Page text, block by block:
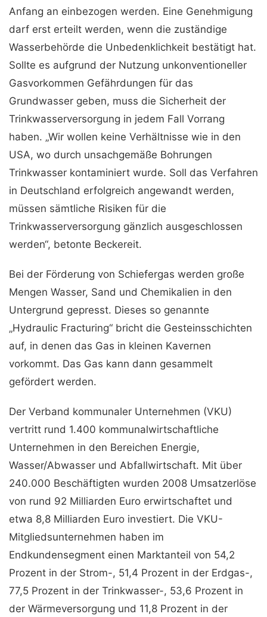
Anfang an einbezogen werden. Eine Genehmigung
darf erst erteilt werden, wenn die zuständige
Wasserbehörde die Unbedenklichkeit bestätigt hat.
Sollte es aufgrund der Nutzung unkonventioneller
Gasvorkommen Gefährdungen für das
Grundwasser geben, muss die Sicherheit der
Trinkwasserversorgung in jedem Fall Vorrang
haben. „Wir wollen keine Verhältnisse wie in den
USA, wo durch unsachgemäße Bohrungen
Trinkwasser kontaminiert wurde. Soll das Verfahren
in Deutschland erfolgreich angewandt werden,
müssen sämtliche Risiken für die
Trinkwasserversorgung gänzlich ausgeschlossen
werden“, betonte Beckereit.
Bei der Förderung von Schiefergas werden große
Mengen Wasser, Sand und Chemikalien in den
Untergrund gepresst. Dieses so genannte
„Hydraulic Fracturing“ bricht die Gesteinsschichten
auf, in denen das Gas in kleinen Kavernen
vorkommt. Das Gas kann dann gesammelt
gefördert werden.
Der Verband kommunaler Unternehmen (VKU)
vertritt rund 1.400 kommunalwirtschaftliche
Unternehmen in den Bereichen Energie,
Wasser/Abwasser und Abfallwirtschaft. Mit über
240.000 Beschäftigten wurden 2008 Umsatzerlöse
von rund 92 Milliarden Euro erwirtschaftet und
etwa 8,8 Milliarden Euro investiert. Die VKU-
Mitgliedsunternehmen haben im
Endkundensegment einen Marktanteil von 54,2
Prozent in der Strom-, 51,4 Prozent in der Erdgas-,
77,5 Prozent in der Trinkwasser-, 53,6 Prozent in
der Wärmeversorgung und 11,8 Prozent in der